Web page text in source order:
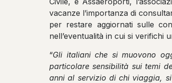
vacanze l’importanza di
per restare aggiornati sulle
nell’eventualità in cui si verifichi
“Gli italiani che si muovono
particolare sensibilità sui temi
anni al servizio di chi viaggia,